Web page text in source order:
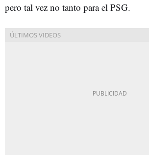
pero tal vez no tanto para el PSG.